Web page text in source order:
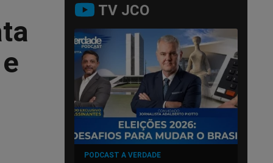
TV JCO
PODCAST A VERDADE